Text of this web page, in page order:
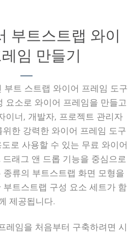
부트스트랩 와이
임 만들기
부트 스트랩 와이어 프레임 도구
요소로 와이어 프레임을 만들고
이너, 개발자, 프로젝트 관리자
한 강력한 와이어 프레임 도구
로 사용할 수 있는 무료 와이어
래그 앤 드롭 기능을 중심으로
류의 부트스트랩 화면 모형을
부트스트랩 구성 요소 세트가 함
제공됩니다.
레임을 처음부터 구축하려면 시